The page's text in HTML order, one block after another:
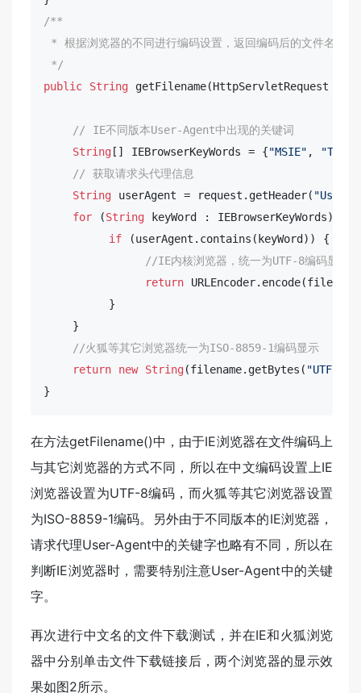
/**
* 根据浏览器的不同进行编码设置，返回编码后的文件名
*/
public
String getFilename(HttpServletRequest
// IE不同版本User-Agent中出现的关键词
String [] IEBrowserKeyWords = {"MSIE" ,
// 获取请求头代理信息
String userAgent = request.getHeader( "User-
for (String keyWord : IEBrowserKeyWords) {
if (userAgent.contains(keyWord)) {
//IE内核浏览器，统一为UTF-8编码显示
return
         }
    }
//火狐等其它浏览器统一为ISO-8859-1编码显示
return
new String(filename.getBytes( "UTF-8"
}
在方法getFilename()中，由于IE浏览器在文件编码上
与其它浏览器的方式不同，所以在中文编码设置上IE
浏览器设置为UTF-8编码，而火狐等其它浏览器设置
为ISO-8859-1编码。另外由于不同版本的IE浏览器，
请求代理User-Agent中的关键字也略有不同，所以在
判断IE浏览器时，需要特别注意User-Agent中的关键
字。
再次进行中文名的文件下载测试，并在IE和火狐浏览
器中分别单击文件下载链接后，两个浏览器的显示效
果如图2所示。